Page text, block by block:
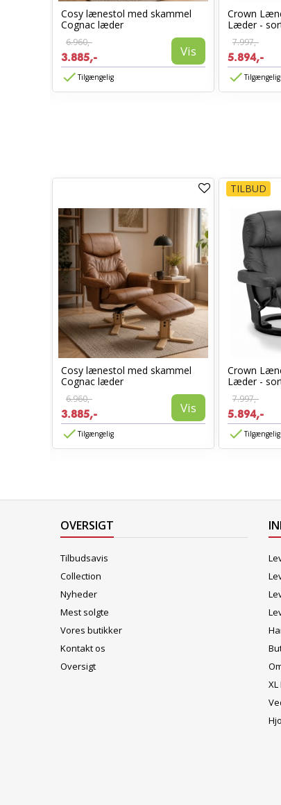
Cosy lænestol med skammel
Cognac læder
6.960,-
3.885,- Vis
Tilgængelig
Crown
Læder -
7.997,-
5.894,-
Tilgængelig
Cosy lænestol med skammel
Cognac læder
6.960,-
3.885,- Vis
Tilgængelig
TILBUD
Crown
Læder -
7.997,-
5.894,-
Tilgængelig
OVERSIGT
Tilbudsavis
Collection
Nyheder
Mest solgte
Vores butikker
Kontakt os
Oversigt